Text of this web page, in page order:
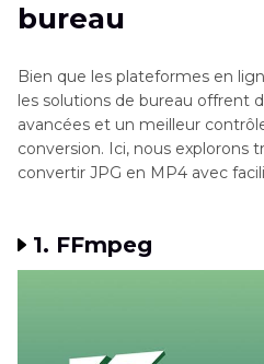
bureau
Bien que les plateformes en
les solutions de bureau offrent
avancées et un meilleur
conversion. Ici, nous explorons
convertir JPG en MP4 avec
1. FFmpeg